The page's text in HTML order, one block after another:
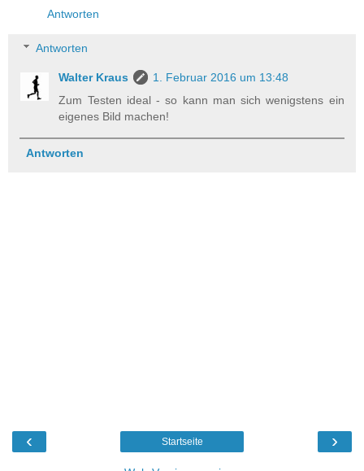
Antworten
Antworten
Walter Kraus
1. Februar 2016 um 13:48
Zum Testen ideal - so kann man sich wenigstens ein
eigenes Bild machen!
Antworten
‹ ›
Startseite